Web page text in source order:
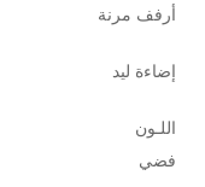
أرفف مرنة
إضاءة ليد
اللـون
فضي